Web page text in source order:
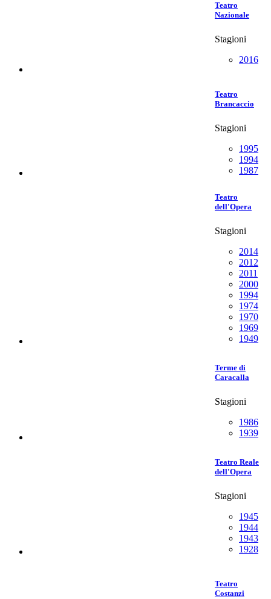
Teatro
Nazionale
Stagioni
2016
Teatro
Brancaccio
Stagioni
1995
1994
1987
Teatro
dell'Opera
Stagioni
2014
2012
2011
2000
1994
1974
1970
1969
1949
Terme di
Caracalla
Stagioni
1986
1939
Teatro Reale
dell'Opera
Stagioni
1945
1944
1943
1928
Teatro
Costanzi